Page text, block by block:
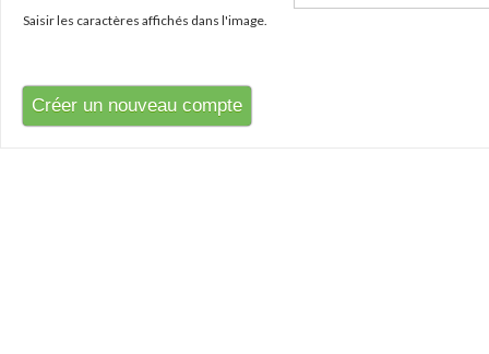
Saisir les caractères affichés dans l'image.